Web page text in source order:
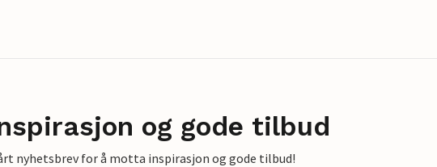
og gode tilbud
nyhetsbrev for å motta inspirasjon og gode tilbud!